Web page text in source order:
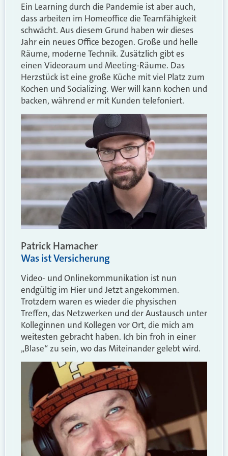
Ein Learning durch die Pandemie ist aber auch,
dass arbeiten im Homeoffice die Teamfähigkeit
schwächt. Aus diesem Grund haben wir dieses
Jahr ein neues Office bezogen. Große und helle
Räume, moderne Technik. Zusätzlich gibt es
einen Videoraum und Meeting-Räume. Das
Herzstück ist eine große Küche mit viel Platz zum
Kochen und Socializing. Wer will kann kochen und
backen, während er mit Kunden telefoniert.
Patrick Hamacher
Was ist Versicherung
Video- und Onlinekommunikation ist nun
endgültig im Hier und Jetzt angekommen.
Trotzdem waren es wieder die physischen
Treffen, das Netzwerken und der Austausch unter
Kolleginnen und Kollegen vor Ort, die mich am
weitesten gebracht haben. Ich bin froh in einer
„Blase“ zu sein, wo das Miteinander gelebt wird.